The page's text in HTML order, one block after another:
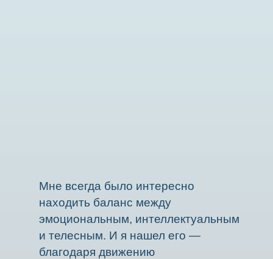
Мне всегда было интересно
находить баланс между
эмоциональным, интеллектуальным
и телесным. И я нашел его —
благодаря движению